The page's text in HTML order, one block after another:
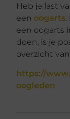
Heb je last
eenoogarts.
een oogarts
doen, is je
overzicht
https://
oogleden